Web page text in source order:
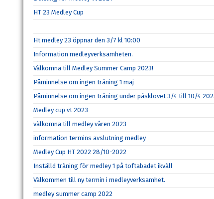
HT 23 Medley Cup
Ht medley 23 öppnar den 3/7 kl 10:00
Information medleyverksamheten.
Välkomna till Medley Summer Camp 2023!
Påminnelse om ingen träning 1 maj
Påminnelse om ingen träning under påsklovet 3/4 till 10/4
Medley cup vt 2023
välkomna till medley våren 2023
information termins avslutning medley
Medley Cup HT 2022 28/10-2022
Inställd träning för medley 1 på toftabadet ikväll
Välkommen till ny termin i medleyverksamhet.
medley summer camp 2022